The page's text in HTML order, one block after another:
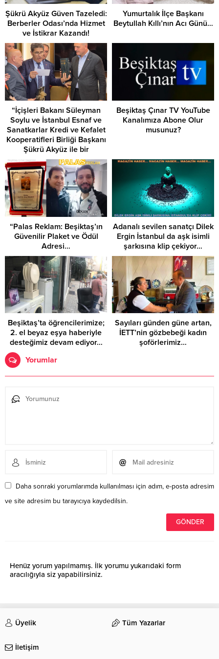
Şükrü Akyüz Güven Tazeledi:
Berberler Odası’nda Hizmet
ve İstikrar Kazandı!
Yumurtalık İlçe Başkanı
Beytullah Kıllı’nın Acı Günü…
“İçişleri Bakanı Süleyman
Soylu ve İstanbul Esnaf ve
Sanatkarlar Kredi ve Kefalet
Kooperatifleri Birliği Başkanı
Şükrü Akyüz ile bir
etkinlikte…”
Beşiktaş Çınar TV YouTube
Kanalımıza Abone Olur
musunuz?
“Palas Reklam: Beşiktaş’ın
Güvenilir Plaket ve Ödül
Adresi…
Adanalı sevilen sanatçı Dilek
Ergin İstanbul da aşk isimli
şarkısına klip çekiyor…
Beşiktaş’ta öğrencilerimize;
2. el beyaz eşya haberiyle
desteğimiz devam ediyor…
Sayıları günden güne artan,
İETT’nin gözbebeği kadın
şoförlerimiz…
Yorumlar
Daha sonraki yorumlarımda kullanılması için adım, e-posta adresim
ve site adresim bu tarayıcıya kaydedilsin.
Henüz yorum yapılmamış. İlk yorumu yukarıdaki form
aracılığıyla siz yapabilirsiniz.
Üyelik Tüm Yazarlar
İletişim